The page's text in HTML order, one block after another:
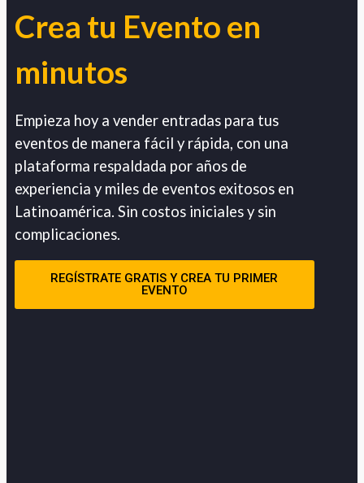
Crea tu Evento en
minutos
Empieza hoy a vender entradas para tus
eventos de manera fácil y rápida, con una
plataforma respaldada por años de
experiencia y miles de eventos exitosos en
Latinoamérica. Sin costos iniciales y sin
complicaciones.
REGÍSTRATE GRATIS Y CREA TU PRIMER
EVENTO